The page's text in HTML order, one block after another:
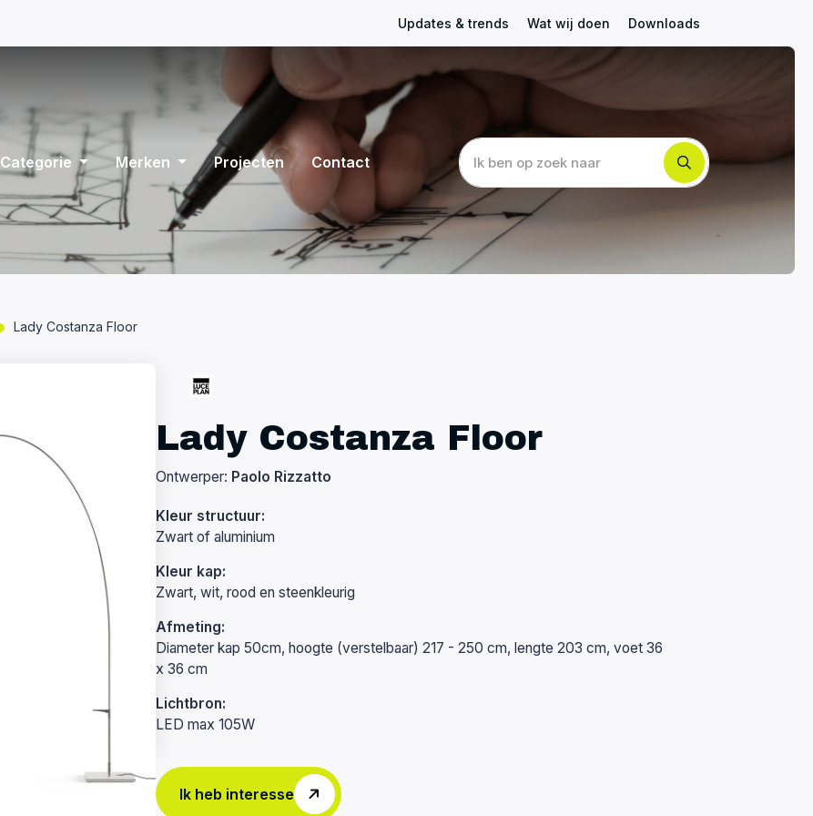
Updates & trends Wat wij doen Downloads
Categorie Merken Projecten Contact
Lady Costanza Floor
Lady Costanza Floor
Ontwerper: Paolo Rizzatto
Kleur structuur:
Zwart of aluminium
Kleur kap:
Zwart, wit, rood en steenkleurig
Afmeting:
Diameter kap 50cm, hoogte (verstelbaar) 217 - 250 cm, lengte 203 cm, voet 36
x 36 cm
Lichtbron:
LED max 105W
Ik heb interesse